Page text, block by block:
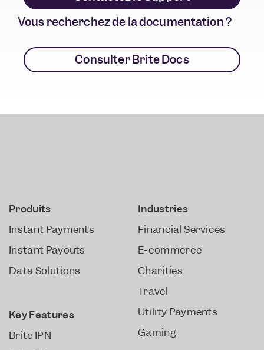
Vous recherchez de la documentation ?
Consulter Brite Docs
Produits
Instant Payments
Instant Payouts
Data Solutions
Key Features
Brite IPN
Industries
Financial Services
E-commerce
Charities
Travel
Utility Payments
Gaming